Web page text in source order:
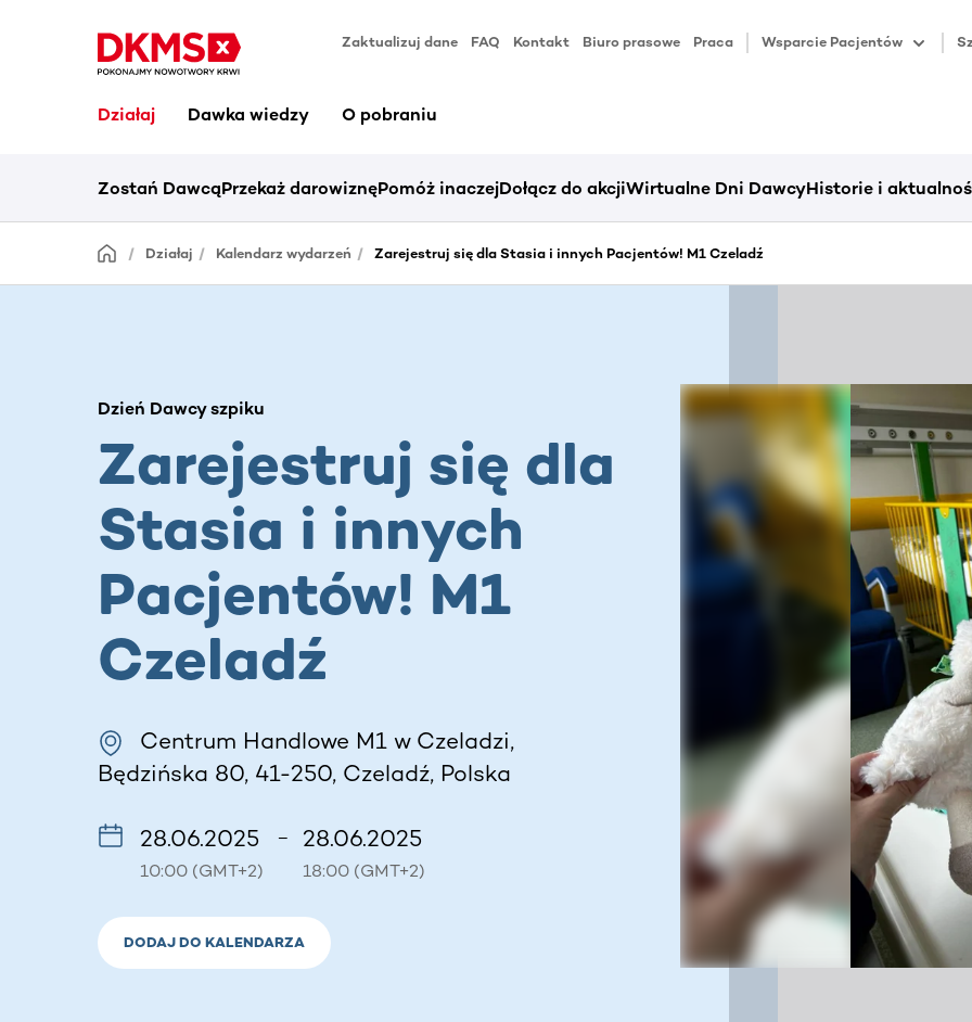
Zaktualizuj dane FAQ Kontakt Biuro prasowe Praca Wsparcie Pacjentów
Działaj Dawka wiedzy O pobraniu
Zostań DawcąPrzekaż darowiznęPomóż inaczejDołącz do akcjiWirtualne Dni DawcyHistorie i
Działaj Kalendarz wydarzeń Zarejestruj się dla Stasia i innych Pacjentów! M1 Czeladź
Dzień Dawcy szpiku
Zarejestruj się dla
Stasia i innych
Pacjentów! M1
Czeladź
Centrum Handlowe M1 w Czeladzi,
Będzińska 80, 41-250, Czeladź, Polska
28.06.2025
10:00 (GMT+2)
– 28.06.2025
18:00 (GMT+2)
DODAJ DO KALENDARZA